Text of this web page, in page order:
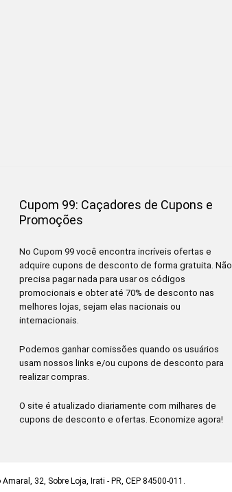
Cupom 99: Caçadores de Cupons e
Promoções
No Cupom 99 você encontra incríveis ofertas e
adquire cupons de desconto de forma gratuita. Não
precisa pagar nada para usar os códigos
promocionais e obter até 70% de desconto nas
melhores lojas, sejam elas nacionais ou
internacionais.
Podemos ganhar comissões quando os usuários
usam nossos links e/ou cupons de desconto para
realizar compras.
O site é atualizado diariamente com milhares de
cupons de desconto e ofertas. Economize agora!
32, Sobre Loja, Irati - PR, CEP 84500-011.